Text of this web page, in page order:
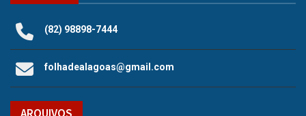
(82) 98898-7444
folhadealagoas@gmail.com